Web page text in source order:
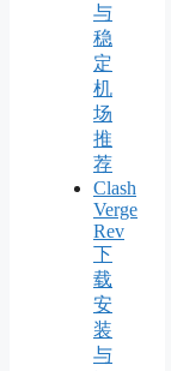
与
稳
定
机
场
推
荐
Clash
Verge
Rev
下
载
安
装
与